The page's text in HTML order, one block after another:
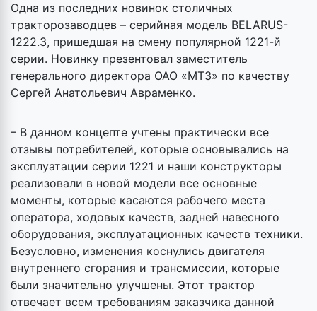
Одна из последних новинок столичных
тракторозаводцев – серийная модель BELARUS-
1222.3, пришедшая на смену популярной 1221-й
серии. Новинку презентовал заместитель
генерального директора ОАО «МТЗ» по качеству
Сергей Анатольевич Авраменко.
– В данном концепте учтены практически все
отзывы потребителей, которые основывались на
эксплуатации серии 1221 и наши конструкторы
реализовали в новой модели все основные
моменты, которые касаются рабочего места
оператора, ходовых качеств, задней навесного
оборудования, эксплуатационных качеств техники.
Безусловно, изменения коснулись двигателя
внутреннего сгорания и трансмиссии, которые
были значительно улучшены. Этот трактор
отвечает всем требованиям заказчика данной